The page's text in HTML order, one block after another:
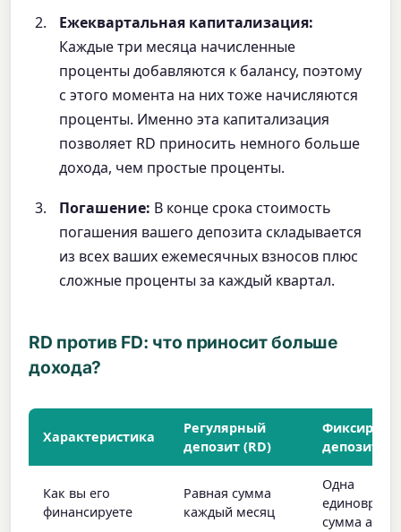
Ежеквартальная капитализация:
Каждые три месяца начисленные
проценты добавляются к балансу, поэтому
с этого момента на них тоже начисляются
проценты. Именно эта капитализация
позволяет RD приносить немного больше
дохода, чем простые проценты.
Погашение: В конце срока стоимость
погашения вашего депозита складывается
из всех ваших ежемесячных взносов плюс
сложные проценты за каждый квартал.
RD против FD: что приносит больше
дохода?
Характеристика
Регулярный
депозит (RD)
депозит
Как вы его
финансируете
Равная сумма
каждый месяц
Одна
сумма